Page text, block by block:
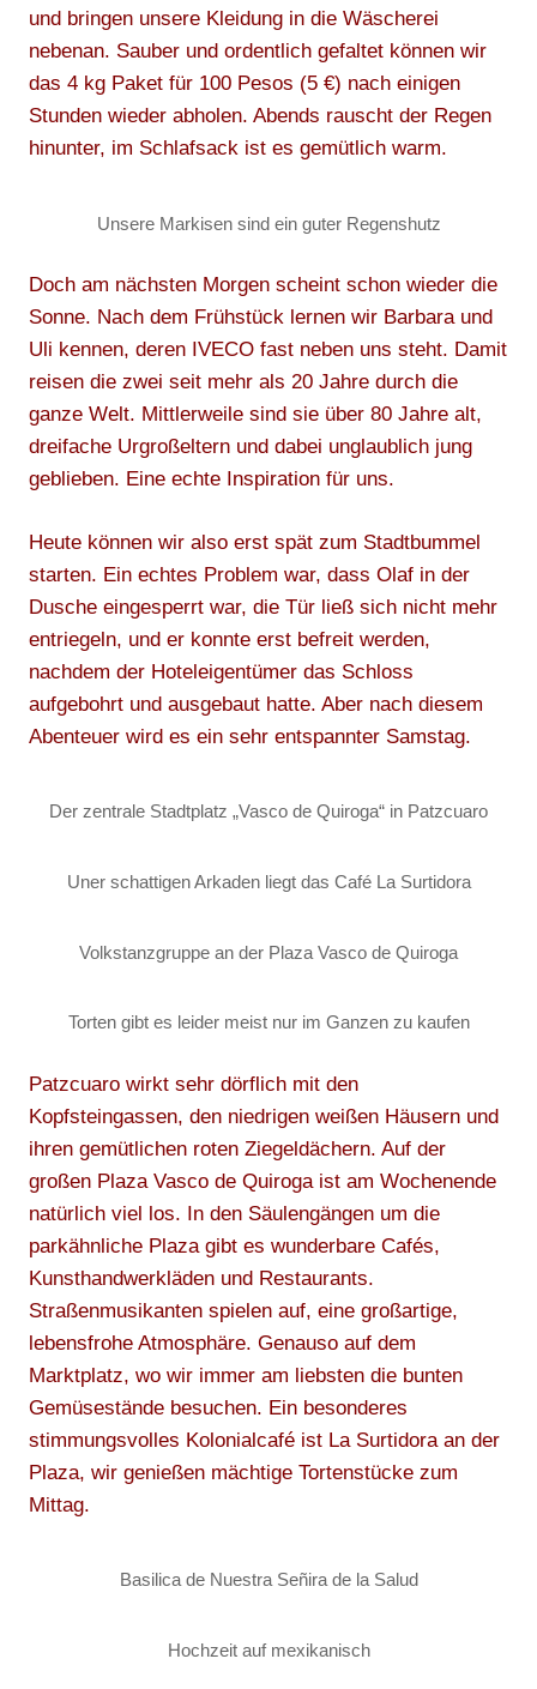
und bringen unsere Kleidung in die Wäscherei
nebenan. Sauber und ordentlich gefaltet können wir
das 4 kg Paket für 100 Pesos (5 €) nach einigen
Stunden wieder abholen. Abends rauscht der Regen
hinunter, im Schlafsack ist es gemütlich warm.
Unsere Markisen sind ein guter Regenshutz
Doch am nächsten Morgen scheint schon wieder die
Sonne. Nach dem Frühstück lernen wir Barbara und
Uli kennen, deren IVECO fast neben uns steht. Damit
reisen die zwei seit mehr als 20 Jahre durch die
ganze Welt. Mittlerweile sind sie über 80 Jahre alt,
dreifache Urgroßeltern und dabei unglaublich jung
geblieben. Eine echte Inspiration für uns.
Heute können wir also erst spät zum Stadtbummel
starten. Ein echtes Problem war, dass Olaf in der
Dusche eingesperrt war, die Tür ließ sich nicht mehr
entriegeln, und er konnte erst befreit werden,
nachdem der Hoteleigentümer das Schloss
aufgebohrt und ausgebaut hatte. Aber nach diesem
Abenteuer wird es ein sehr entspannter Samstag.
Der zentrale Stadtplatz „Vasco de Quiroga“ in Patzcuaro
Uner schattigen Arkaden liegt das Café La Surtidora
Volkstanzgruppe an der Plaza Vasco de Quiroga
Torten gibt es leider meist nur im Ganzen zu kaufen
Patzcuaro wirkt sehr dörflich mit den
Kopfsteingassen, den niedrigen weißen Häusern und
ihren gemütlichen roten Ziegeldächern. Auf der
großen Plaza Vasco de Quiroga ist am Wochenende
natürlich viel los. In den Säulengängen um die
parkähnliche Plaza gibt es wunderbare Cafés,
Kunsthandwerkläden und Restaurants.
Straßenmusikanten spielen auf, eine großartige,
lebensfrohe Atmosphäre. Genauso auf dem
Marktplatz, wo wir immer am liebsten die bunten
Gemüsestände besuchen. Ein besonderes
stimmungsvolles Kolonialcafé ist La Surtidora an der
Plaza, wir genießen mächtige Tortenstücke zum
Mittag.
Basilica de Nuestra Señira de la Salud
Hochzeit auf mexikanisch